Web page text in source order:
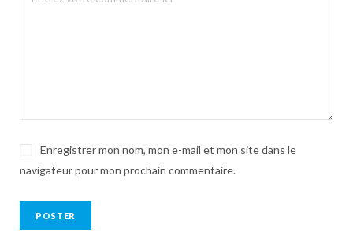
Enregistrer mon nom, mon e-mail et mon site dans le
navigateur pour mon prochain commentaire.